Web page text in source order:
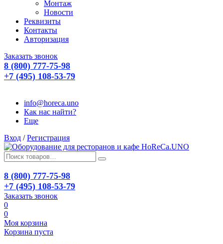
Монтаж
Новости
Реквизиты
Контакты
Авторизация
Заказать звонок
8 (800) 777-75-98
+7 (495) 108-53-79
info@horeca.uno
Как нас найти?
Еще
Вход / Регистрация
8 (800) 777-75-98
+7 (495) 108-53-79
Заказать звонок
0
0
Моя корзина
Корзина пуста